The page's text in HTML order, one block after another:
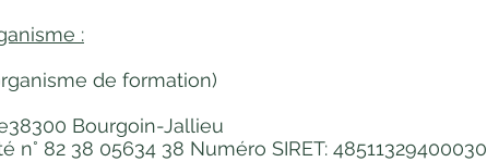
:
de formation)
Bourgoin-Jallieu
n° 82 38 05634 38 Numéro SIRET: 48511329400030